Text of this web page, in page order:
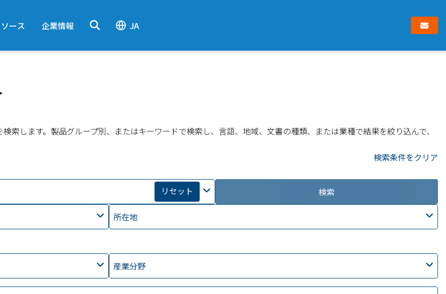
ース 企業情報 JA
索します。製品グループ別、またはキーワードで検索し、言語、地域、文書の種類、または業種で結果を絞り込んで、
検索条件をクリア
リセット 検索
所在地
産業分野